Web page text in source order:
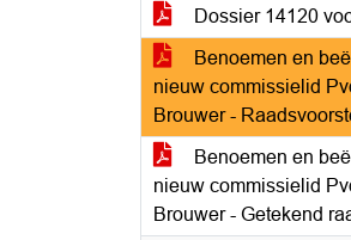
Dossier 14120
Benoemen en
nieuw commissielid
Brouwer -
Benoemen en
nieuw commissielid
Brouwer - Getekend